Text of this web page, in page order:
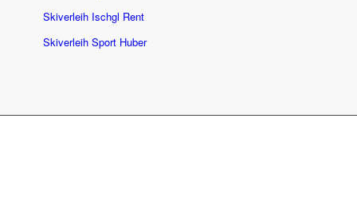
Skiverleih Ischgl Rent
Skiverleih Sport Huber